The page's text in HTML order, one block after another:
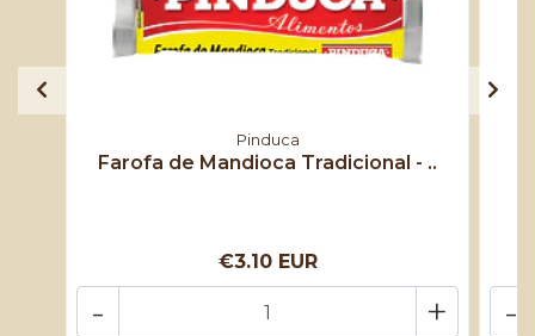
Pinduca
Farofa de Mandioca Tradicional - ..
€3.10 EUR
+
- -